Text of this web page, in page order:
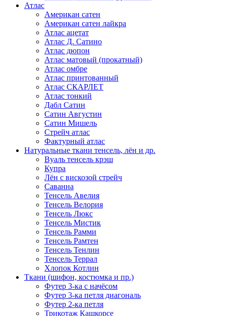
Атлас
Американ сатен
Американ сатен лайкра
Атлас ацетат
Атлас Д. Сатино
Атлас дюпон
Атлас матовый (прокатный)
Атлас омбре
Атлас принтованный
Атлас СКАРЛЕТ
Атлас тонкий
Дабл Сатин
Сатин Августин
Сатин Мишель
Стрейч атлас
Фактурный атлас
Натуральные ткани тенсель, лён и др.
Вуаль тенсель крэш
Купра
Лён с вискозой стрейч
Саванна
Тенсель Авелия
Тенсель Велория
Тенсель Люкс
Тенсель Мистик
Тенсель Рамми
Тенсель Рамтен
Тенсель Тенлин
Тенсель Террал
Хлопок Котлин
Ткани (шифон, костюмка и пр.)
Футер 3-ка с начёсом
Футер 3-ка петля диагональ
Футер 2-ка петля
Трикотаж Кашкорсе